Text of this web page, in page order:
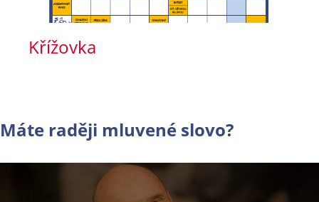
Křížovka
Máte raději mluvené slovo?